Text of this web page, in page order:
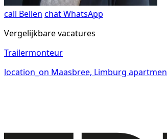
call Bellen chatWhatsApp
Vergelijkbare vacatures
Trailermonteur
location_on Maasbree, Limburg